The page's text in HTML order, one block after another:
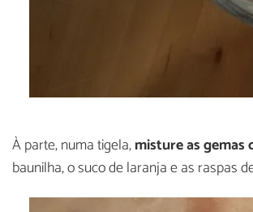
À parte, numa tigela,misture as gemas
baunilha, o suco de laranja e as raspas